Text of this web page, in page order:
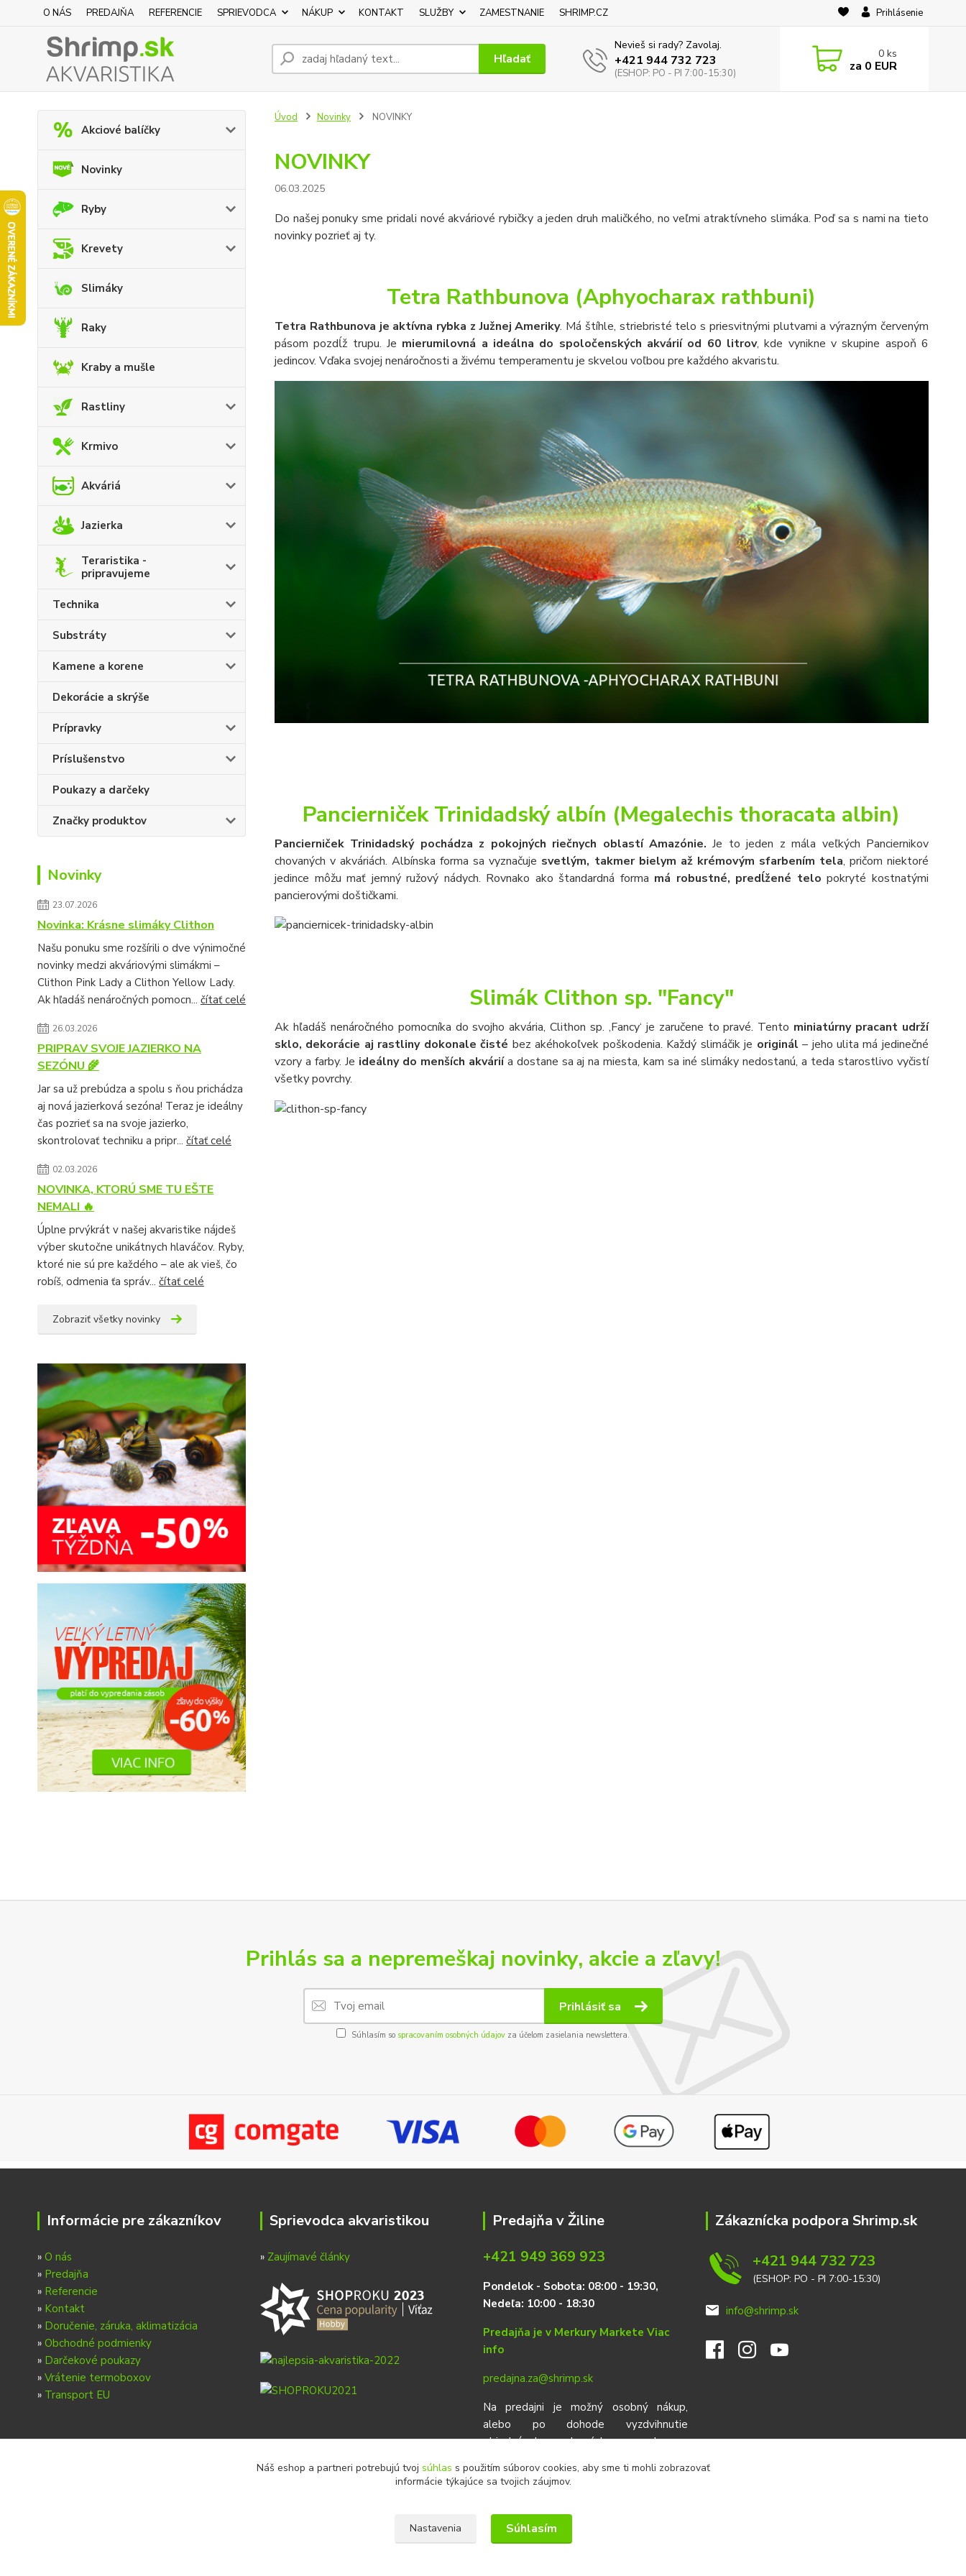
O NÁS PREDAJŇA REFERENCIE SPRIEVODCA NÁKUP KONTAKT SLUŽBY ZAMESTNANIE SHRIMP.CZ Prihlásenie
Hľadať
Nevieš si rady? Zavolaj.
+421 944 732 723
(ESHOP: PO - PI 7:00-15:30)
0 ks
za 0 EUR
Akciové balíčky
Novinky
Ryby
Krevety
Slimáky
Raky
Kraby a mušle
Rastliny
Krmivo
Akváriá
Jazierka
Teraristika -
pripravujeme
Technika
Substráty
Kamene a korene
Dekorácie a skrýše
Prípravky
Príslušenstvo
Poukazy a darčeky
Značky produktov
Novinky
23.07.2026
Novinka: Krásne slimáky Clithon
Našu ponuku sme rozšírili o dve výnimočné
novinky medzi akváriovými slimákmi –
Clithon Pink Lady a Clithon Yellow Lady.
Ak hľadáš nenáročných pomocn... čítať celé
26.03.2026
PRIPRAV SVOJE JAZIERKO NA
SEZÓNU 🌾
Jar sa už prebúdza a spolu s ňou prichádza
aj nová jazierková sezóna! Teraz je ideálny
čas pozrieť sa na svoje jazierko,
skontrolovať techniku a pripr... čítať celé
02.03.2026
NOVINKA, KTORÚ SME TU EŠTE
NEMALI 🔥
Úplne prvýkrát v našej akvaristike nájdeš
výber skutočne unikátnych hlaváčov. Ryby,
ktoré nie sú pre každého – ale ak vieš, čo
robíš, odmenia ťa správ... čítať celé
Zobraziť všetky novinky
Úvod Novinky NOVINKY
NOVINKY
06.03.2025
Do našej ponuky sme pridali nové akváriové rybičky a jeden druh maličkého, no veľmi atraktívneho slimáka. Poď sa s nami na tieto
novinky pozrieť aj ty.
Tetra Rathbunova (Aphyocharax rathbuni)
Tetra Rathbunova je aktívna rybka z Južnej Ameriky. Má štíhle, striebristé telo s priesvitnými plutvami a výrazným červeným
pásom pozdĺž trupu. Je mierumilovná a ideálna do spoločenských akvárií od 60 litrov, kde vynikne v skupine aspoň 6
jedincov. Vďaka svojej nenáročnosti a živému temperamentu je skvelou voľbou pre každého akvaristu.
Pancierniček Trinidadský albín (Megalechis thoracata albin)
Pancierniček Trinidadský pochádza z pokojných riečnych oblastí Amazónie.Je to jeden z mála veľkých Panciernikov
chovaných v akváriách. Albínska forma sa vyznačuje svetlým, takmer bielym až krémovým sfarbením tela, pričom niektoré
jedince môžu mať jemný ružový nádych. Rovnako ako štandardná forma má robustné, predĺžené telo pokryté kostnatými
pancierovými doštičkami.
Slimák Clithon sp. "Fancy"
Ak hľadáš nenáročného pomocníka do svojho akvária, Clithon sp. ‚Fancy‘ je zaručene to pravé. Tento miniatúrny pracant udrží
sklo, dekorácie aj rastliny dokonale čisté bez akéhokoľvek poškodenia. Každý slimáčik je originál – jeho ulita má jedinečné
vzory a farby. Je ideálny do menších akváriía dostane sa aj na miesta, kam sa iné slimáky nedostanú, a teda starostlivo vyčistí
všetky povrchy.
Prihlás sa a nepremeškaj novinky, akcie a zľavy!
Prihlásiť sa
Súhlasím so spracovaním osobných údajov za účelom zasielania newslettera.
Informácie pre zákazníkov
» O nás
» Predajňa
» Referencie
» Kontakt
» Doručenie, záruka, aklimatizácia
» Obchodné podmienky
» Darčekové poukazy
» Vrátenie termoboxov
» Transport EU
Sprievodca akvaristikou
» Zaujímavé články
Predajňa v Žiline
+421 949 369 923
Pondelok - Sobota: 08:00 - 19:30,
Nedeľa: 10:00 - 18:30
Predajňa je v Merkury Markete Viac
info
predajna.za@shrimp.sk
Na predajni je možný osobný nákup,
alebo po dohode vyzdvihnutie
objednávok urobených vopred cez
Zákaznícka podpora Shrimp.sk
+421 944 732 723
(ESHOP: PO - PI 7:00-15:30)
info@shrimp.sk
Náš eshop a partneri potrebujú tvoj súhlas s použitím súborov cookies, aby sme ti mohli zobrazovať
informácie týkajúce sa tvojich záujmov.
Nastavenia Súhlasím